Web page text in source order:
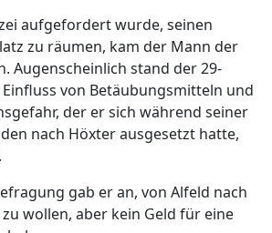
aufgefordert wurde, seinen
zu räumen, kam der Mann der
Augenscheinlich stand der 29-
von Betäubungsmitteln und
der er sich während seiner
nach Höxter ausgesetzt hatte,
gab er an, von Alfeld nach
wollen, aber kein Geld für eine